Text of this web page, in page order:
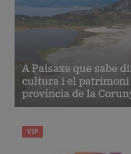
A Paisaxe que sabe
cultura i el patrimoni
província de la
de la seva
VIP